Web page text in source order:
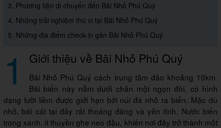
3. Phương tiện di chuyển đến Bãi Nhỏ Phú Quý
4. Những trải nghiệm thú vị tại Bãi Nhỏ Phú Quý
5. Những địa điểm check-in gần Bãi Nhỏ Phú Quý
1 Giới thiệu về Bãi Nhỏ Phú Quý
Bãi Nhỏ Phú Quý cách trung tâm đảo khoảng 10km.
Bãi biển này nằm dưới chân một ngọn đồi, có hình
dạng lưỡi liềm được giới hạn bởi núi đá nhô ra biển. Mặc dù
nhỏ, bãi cát tại đây rất thoáng đãng và yên tĩnh. Nước biển
trong xanh, ít thuyền ghe neo đậu, khiến nơi đây trở thành một